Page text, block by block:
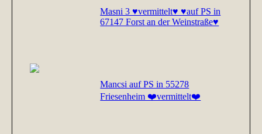
Masni 3 ♥vermittelt♥ ♥auf PS in
67147 Forst an der Weinstraße♥
Mancsi auf PS in 55278
Friesenheim ❤️vermittelt❤️